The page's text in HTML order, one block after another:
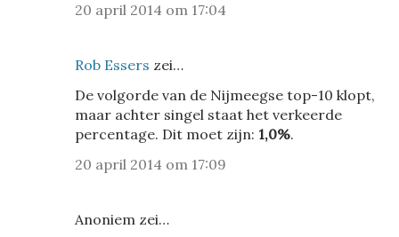
20 april 2014 om 17:04
Rob Essers zei…
De volgorde van de Nijmeegse top-10 klopt,
maar achter singel staat het verkeerde
percentage. Dit moet zijn: 1,0%.
20 april 2014 om 17:09
Anoniem zei…